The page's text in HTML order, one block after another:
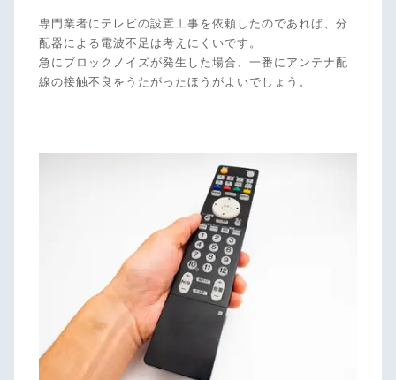
専門業者にテレビの設置工事を依頼したのであれば、分
配器による電波不足は考えにくいです。
急にブロックノイズが発生した場合、一番にアンテナ配
線の接触不良をうたがったほうがよいでしょう。